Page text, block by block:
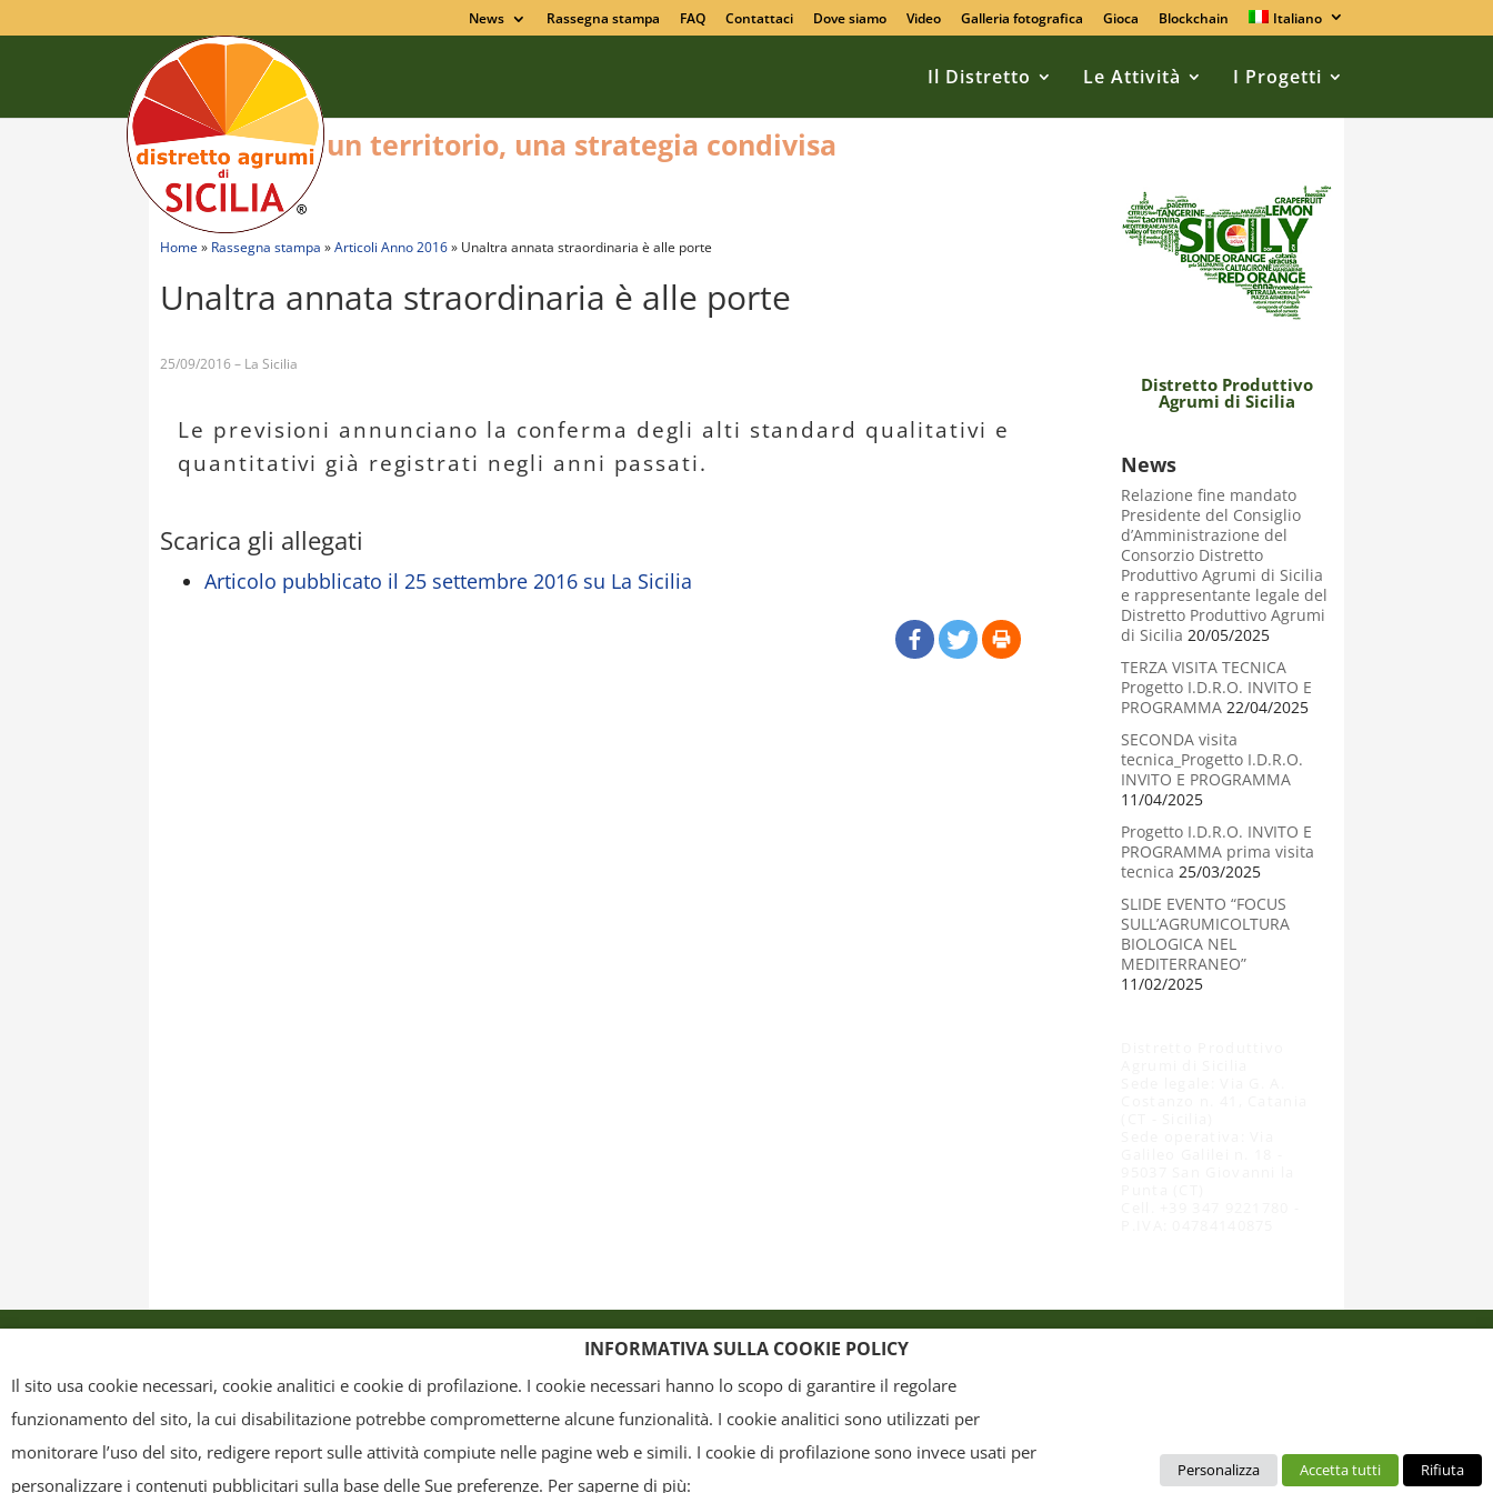
News Rassegna stampa FAQ Contattaci Dove siamo Video Galleria fotografica Gioca Blockchain Italiano
Il Distretto Le Attività I Progetti
Home » Rassegna stampa »Articoli Anno 2016» Unaltra annata straordinaria è alle porte
Unaltra annata straordinaria è alle porte
25/09/2016 – La Sicilia
Le previsioni annunciano la conferma degli alti standard qualitativi e
quantitativi già registrati negli anni passati.
Scarica gli allegati
Articolo pubblicato il 25 settembre 2016 su La Sicilia
Distretto Produttivo
Agrumi di Sicilia
un territorio, una strategia condivisa
News
Relazione fine mandato
Presidente del Consiglio
d’Amministrazione del
Consorzio Distretto
Produttivo Agrumi di Sicilia
e rappresentante legale del
Distretto Produttivo Agrumi
di Sicilia 20/05/2025
TERZA VISITA TECNICA
Progetto I.D.R.O. INVITO E
PROGRAMMA 22/04/2025
SECONDA visita
tecnica_Progetto I.D.R.O.
INVITO E PROGRAMMA
11/04/2025
Progetto I.D.R.O. INVITO E
PROGRAMMA prima visita
tecnica 25/03/2025
SLIDE EVENTO “FOCUS
SULL’AGRUMICOLTURA
BIOLOGICA NEL
MEDITERRANEO”
11/02/2025
Copyright - Tutti i contenuti di questa pagina (i testi, le immagini, la grafica ed il layout) sono di proprietà del "Distretto Produttivo Agrumi di Sicilia" e tutelati dal diritto d’autore. È pertanto vietato copiarli, pubblicarli,
riscriverli, commercializzarli, distribuirli, anche soltanto in parte. Tutti i documenti presenti su questo sito, disponibili gratuitamente per il download, sono da intendere esclusivamente per uso personale. Possono essere
INFORMATIVA SULLA COOKIE POLICY
Il sito usa cookie necessari, cookie analitici e cookie di profilazione. I cookie necessari hanno lo scopo di garantire il regolare
funzionamento del sito, la cui disabilitazione potrebbe comprometterne alcune funzionalità. I cookie analitici sono utilizzati per
monitorare l’uso del sito, redigere report sulle attività compiute nelle pagine web e simili. I cookie di profilazione sono invece usati per
personalizzare i contenuti pubblicitari sulla base delle Sue preferenze. Per saperne di più:
Personalizza Accetta tutti Rifiuta